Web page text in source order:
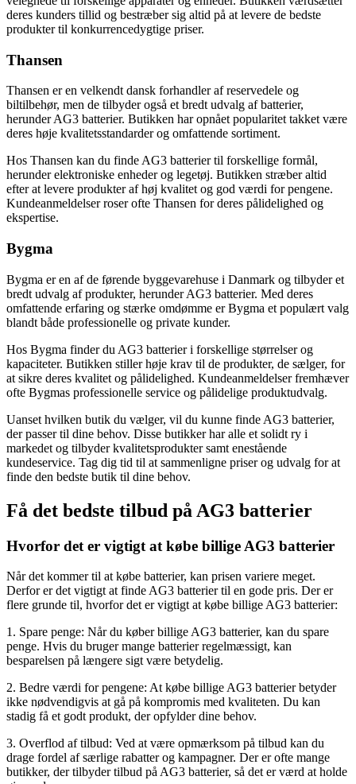
deres kunders tillid og bestræber sig altid på at levere de bedste
produkter til konkurrencedygtige priser.
Thansen
Thansen er en velkendt dansk forhandler af reservedele og
biltilbehør, men de tilbyder også et bredt udvalg af batterier,
herunder AG3 batterier. Butikken har opnået popularitet takket være
deres høje kvalitetsstandarder og omfattende sortiment.
Hos Thansen kan du finde AG3 batterier til forskellige formål,
herunder elektroniske enheder og legetøj. Butikken stræber altid
efter at levere produkter af høj kvalitet og god værdi for pengene.
Kundeanmeldelser roser ofte Thansen for deres pålidelighed og
ekspertise.
Bygma
Bygma er en af ​​de førende byggevarehuse i Danmark og tilbyder et
bredt udvalg af produkter, herunder AG3 batterier. Med deres
omfattende erfaring og stærke omdømme er Bygma et populært valg
blandt både professionelle og private kunder.
Hos Bygma finder du AG3 batterier i forskellige størrelser og
kapaciteter. Butikken stiller høje krav til de produkter, de sælger, for
at sikre deres kvalitet og pålidelighed. Kundeanmeldelser fremhæver
ofte Bygmas professionelle service og pålidelige produktudvalg.
Uanset hvilken butik du vælger, vil du kunne finde AG3 batterier,
der passer til dine behov. Disse butikker har alle et solidt ry i
markedet og tilbyder kvalitetsprodukter samt enestående
kundeservice. Tag dig tid til at sammenligne priser og udvalg for at
finde den bedste butik til dine behov.
Få det bedste tilbud på AG3 batterier
Hvorfor det er vigtigt at købe billige AG3 batterier
Når det kommer til at købe batterier, kan prisen variere meget.
Derfor er det vigtigt at finde AG3 batterier til en gode pris. Der er
flere grunde til, hvorfor det er vigtigt at købe billige AG3 batterier:
1. Spare penge: Når du køber billige AG3 batterier, kan du spare
penge. Hvis du bruger mange batterier regelmæssigt, kan
besparelsen på længere sigt være betydelig.
2. Bedre værdi for pengene: At købe billige AG3 batterier betyder
ikke nødvendigvis at gå på kompromis med kvaliteten. Du kan
stadig få et godt produkt, der opfylder dine behov.
3. Overflod af tilbud: Ved at være opmærksom på tilbud kan du
drage fordel af særlige rabatter og kampagner. Der er ofte mange
butikker, der tilbyder tilbud på AG3 batterier, så det er værd at holde